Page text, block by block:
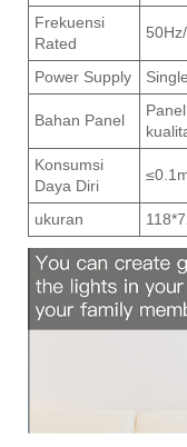
Frekuensi
Rated
Power Supply
Bahan Panel
Konsumsi
Daya Diri
ukuran